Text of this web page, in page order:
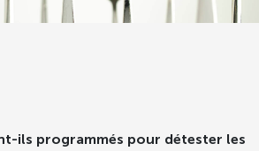
ils programmés pour détester les